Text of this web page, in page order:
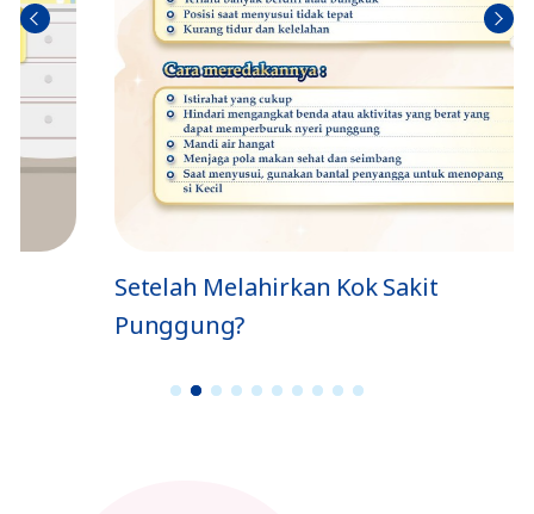
Setelah Melahirkan Kok Sakit
Punggung?
Sebel
umn
Berik
utny
a
1 2 3 4 5 6 7 8 9 1